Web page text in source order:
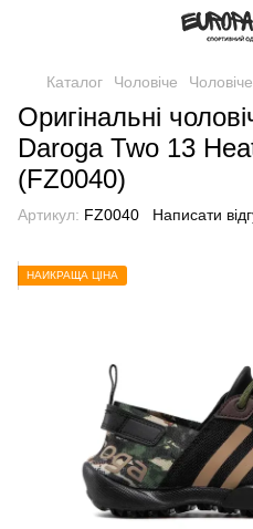
Каталог Чоловіче
Оригінальні
Daroga Two 13
(FZ0040)
Артикул: FZ0040 Написати
НАЙКРАЩА ЦІНА